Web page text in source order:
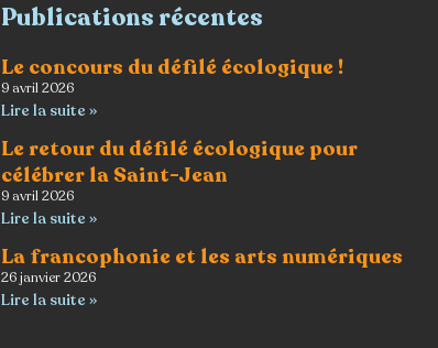
Publications récentes
Le concours du défilé écologique !
9 avril 2026
Lire la suite »
Le retour du défilé écologique pour
célébrer la Saint-Jean
9 avril 2026
Lire la suite »
La francophonie et les arts numériques
26 janvier 2026
Lire la suite »